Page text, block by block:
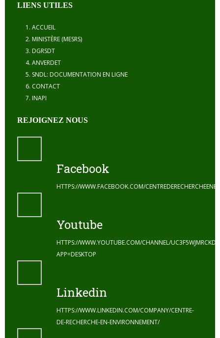
LIENS UTILES
ACCUEIL
MINISTÈRE (MESRS)
DGRSDT
ANVERDET
SNDL: DOCUMENTATION EN LIGNE
CONTACT
INAPI
REJOIGNEZ NOUS
Facebook
HTTPS://WWW.FACEBOOK.COM/
Youtube
HTTPS://WWW.YOUTUBE.COM/CHANNEL/
APP=DESKTOP
Linkedin
HTTPS://WWW.LINKEDIN.COM/COMPANY/CENTRE-
DE-RECHERCHE-EN-ENVIRONNEMENT/